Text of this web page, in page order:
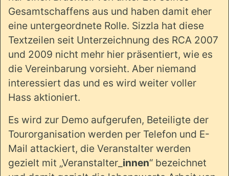
Gesamtschaffens aus und haben damit eher
eine untergeordnete Rolle. Sizzla hat diese
Textzeilen seit Unterzeichnung des RCA 2007
und 2009 nicht mehr hier präsentiert, wie es
die Vereinbarung vorsieht. Aber niemand
interessiert das und es wird weiter voller
Hass aktioniert.
Es wird zur Demo aufgerufen, Beteiligte der
Tourorganisation werden per Telefon und E-
Mail attackiert, die Veranstalter werden
gezielt mit „Veranstalter_ innen“ bezeichnet